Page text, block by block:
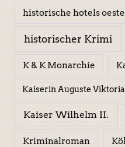
historische hotels
historischer Krimi
K & K Monarchie
Kaiserin Auguste Viktoria
Kaiser Wilhelm II.
Kriminalroman